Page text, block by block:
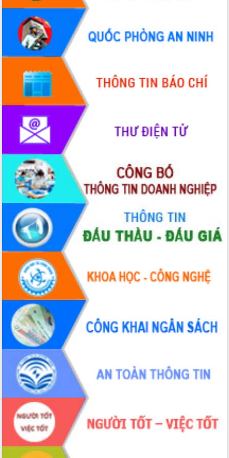
Định vị cà phê Việt Nam như một “di
sản sống” trong dòng chảy toàn cầu
Xây dựng nông thôn mới: Nâng cao đời
sống người dân từ những mô hình thiết
thực
Quyết liệt tháo gỡ vướng mắc, đẩy
nhanh tiến độ các dự án trọng điểm
trong Khu kinh tế Nam Phú Yên
Hòn Yến phát triển du lịch gắn với bảo
tồn biển
Lấy ý kiến điều chỉnh Quy hoạch tỉnh
Đắk Lắk thời kỳ 2021-2030, tầm nhìn
đến năm 2050
Phát động chiến dịch 30 ngày đêm
giải phóng mặt bằng Tuyến đường bộ
ven biển
Đắk Lắk nỗ lực thúc đẩy tăng trưởng
kinh tế từ 10% trở lên trong Quý
II/2026
Đắk Lắk ký kết thỏa thuận hợp tác về
chuyển đổi số giai đoạn 2026 – 2030
với Tập đoàn Bưu chính Viễn thông
Việt Nam
Thứ trưởng Bộ Y tế làm việc với tỉnh
Đắk Lắk về phát triển nhân lực y tế
cho trạm y tế cấp xã
Du lịch Đắk Lắk nâng tầm trải nghiệm
du khách thông qua Hệ thống cơ sở dữ
liệu và Bản đồ số
Tập huấn ứng dụng trí tuệ nhân tạo (AI)
trong thương mại điện tử năm 2026
Đoàn đại biểu Quốc hội tỉnh Đắk Lắk
trao đổi thông tin trước Kỳ họp thứ
nhất, Quốc hội khóa XVI
Quyết liệt cải cách hành chính, khơi
thông nguồn lực phát triển
Nâng cao hiệu lực, hiệu quả HĐND
tỉnh thông qua hiện đại hóa hành chính
Xã Ea Phê gắn cải cách hành chính với
chuyển đổi số
Phó Chủ tịch Thường trực UBND tỉnh